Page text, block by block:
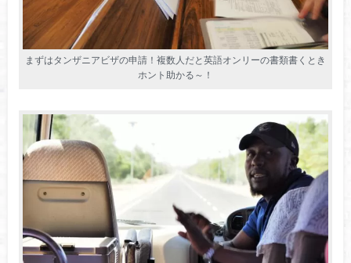
まずはタンザニアビザの申請！複数人だと英語オンリーの書類書くとき
ホント助かる～！